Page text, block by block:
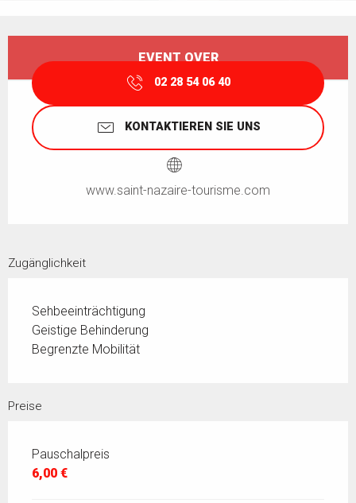
EVENT OVER
02 28 54 06 40
KONTAKTIEREN SIE UNS
www.saint-nazaire-tourisme.com
Zugänglichkeit
Sehbeeinträchtigung
Geistige Behinderung
Begrenzte Mobilität
Preise
Pauschalpreis
6,00 €